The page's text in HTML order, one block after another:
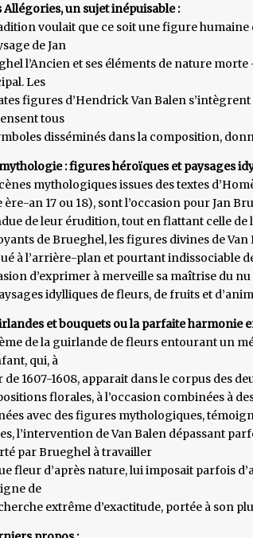
Allégories, un sujet inépuisable :
voulait que ce soit une figure humaine
de Jan
l’Ancien et ses éléments de nature
Les
figures d’Hendrick Van Balen
tous
disséminés dans la composition,
: figures héroïques et paysages
mythologiques issues des textes
ère-an 17 ou 18), sont l’occasion pour Jan
de leur érudition, tout en flattant celle
de Brueghel, les figures divines de
à l’arrière-plan et pourtant indissociable
d’exprimer à merveille sa maîtrise du
idylliques de fleurs, de fruits et
et bouquets ou la parfaite harmonie
de la guirlande de fleurs entourant un
qui, à
de 1607-1608, apparait dans le corpus des
florales, à l’occasion combinées à
avec des figures mythologiques,
l’intervention de Van Balen dépassant
par Brueghel à travailler
fleur d’après nature, lui imposait parfois
de
extrême d’exactitude, portée à son